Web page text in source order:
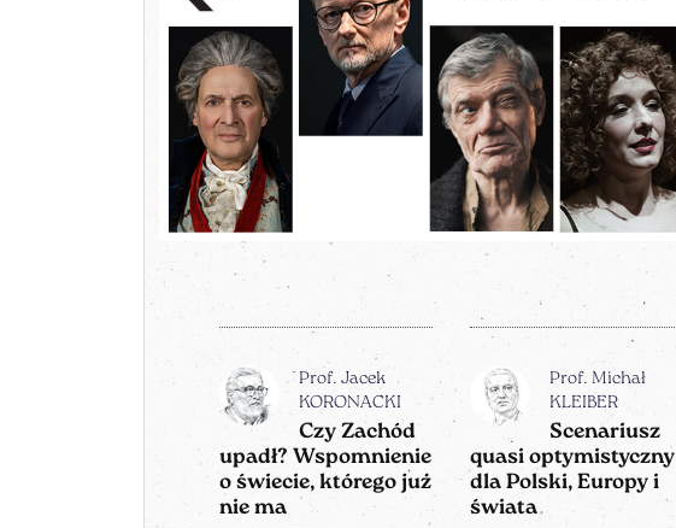
Prof. Jacek
KORONACKI
Czy Zachód
upadł? Wspomnienie
o świecie, którego już
nie ma
Prof. Michał
KLEIBER
Scenariusz
quasi optymistyczny
dla Polski, Europy i
świata